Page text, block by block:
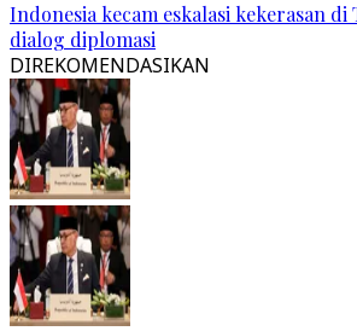
Indonesia kecam eskalasi kekerasan di
dialog diplomasi
DIREKOMENDASIKAN